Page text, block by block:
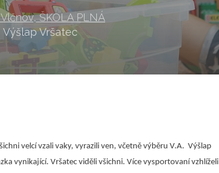
ŠKOLA PLNÁ
Výšlap Vršatec
velcí vzali vaky, vyrazili ven, včetně výběru V.A. Výšlap
vynikající. Vršatec viděli všichni. Více vysportovaní vzhlíželi